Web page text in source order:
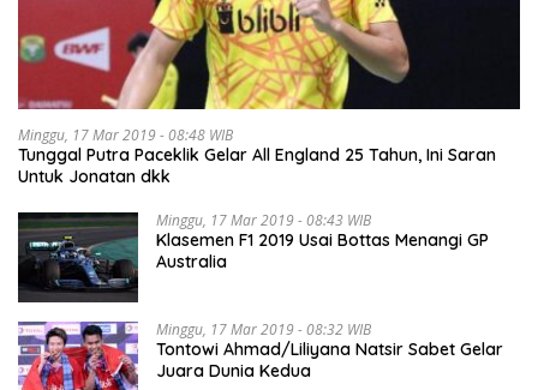
Minggu, 17 Mar 2019 - 08:48 WIB
Tunggal Putra Paceklik Gelar All England 25 Tahun, Ini Saran
Untuk Jonatan dkk
Minggu, 17 Mar 2019 - 08:43 WIB
Klasemen F1 2019 Usai Bottas Menangi GP
Australia
Minggu, 17 Mar 2019 - 08:32 WIB
Tontowi Ahmad/Liliyana Natsir Sabet Gelar
Juara Dunia Kedua